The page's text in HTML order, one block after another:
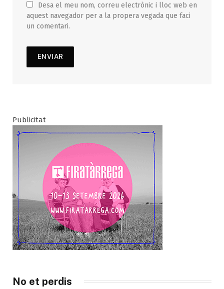
Desa el meu nom, correu electrònic i lloc web en
aquest navegador per a la propera vegada que faci
un comentari.
Publicitat
No et perdis